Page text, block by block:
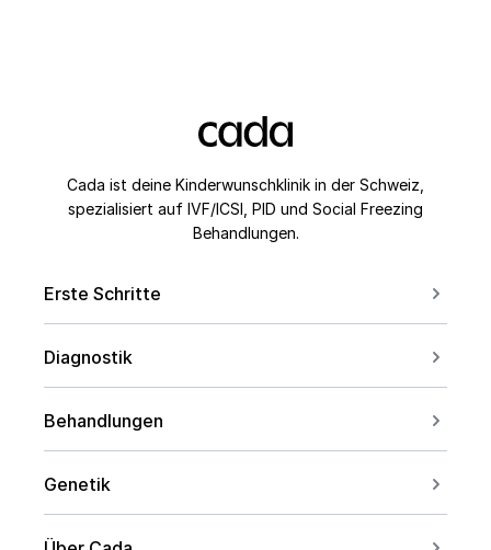
Cada ist deine Kinderwunschklinik in der Schweiz,
spezialisiert auf IVF/ICSI, PID und Social Freezing
Behandlungen.
Erste Schritte
Kinderwunsch ab 40
Diagnostik
Für Männer
Bei PCOS
Behandlungen
IVF
Genetik